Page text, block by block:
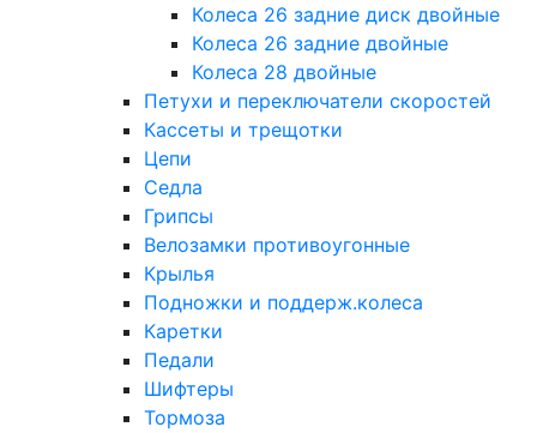
Колеса 26 задние диск двойные
Колеса 26 задние двойные
Колеса 28 двойные
Петухи и переключатели скоростей
Кассеты и трещотки
Цепи
Седла
Грипсы
Велозамки противоугонные
Крылья
Подножки и поддерж.колеса
Каретки
Педали
Шифтеры
Тормоза